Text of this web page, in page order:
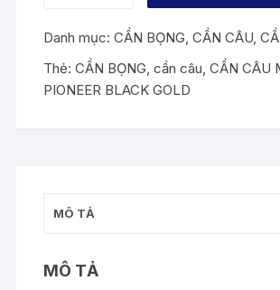
BLACK
GOLD
2
3M
lượng
Danh mục:CẦN BỌNG,CẦN CÂU,
Thẻ:CẦN BỌNG,cần câu,CẦN CÂU
PIONEER BLACK GOLD
MÔ TẢ
MÔ TẢ